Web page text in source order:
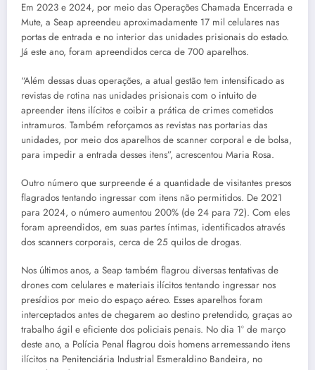
Em 2023 e 2024, por meio das Operações Chamada Encerrada e
Mute, a Seap apreendeu aproximadamente 17 mil celulares nas
portas de entrada e no interior das unidades prisionais do estado.
Já este ano, foram apreendidos cerca de 700 aparelhos.
“Além dessas duas operações, a atual gestão tem intensificado as
revistas de rotina nas unidades prisionais com o intuito de
apreender itens ilícitos e coibir a prática de crimes cometidos
intramuros. Também reforçamos as revistas nas portarias das
unidades, por meio dos aparelhos de scanner corporal e de bolsa,
para impedir a entrada desses itens”, acrescentou Maria Rosa.
Outro número que surpreende é a quantidade de visitantes presos
flagrados tentando ingressar com itens não permitidos. De 2021
para 2024, o número aumentou 200% (de 24 para 72). Com eles
foram apreendidos, em suas partes íntimas, identificados através
dos scanners corporais, cerca de 25 quilos de drogas.
Nos últimos anos, a Seap também flagrou diversas tentativas de
drones com celulares e materiais ilícitos tentando ingressar nos
presídios por meio do espaço aéreo. Esses aparelhos foram
interceptados antes de chegarem ao destino pretendido, graças ao
trabalho ágil e eficiente dos policiais penais. No dia 1° de março
deste ano, a Polícia Penal flagrou dois homens arremessando itens
ilícitos na Penitenciária Industrial Esmeraldino Bandeira, no